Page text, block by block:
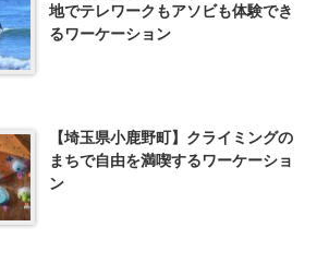
地でテレワークもアソビも体験でき
るワーケーション
【埼玉県小鹿野町】クライミングの
まちで自由を満喫するワーケーショ
ン